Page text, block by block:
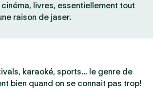
livres, essentiellement tout
raison de jaser.
karaoké, sports… le genre de
bien quand on se connait pas trop!